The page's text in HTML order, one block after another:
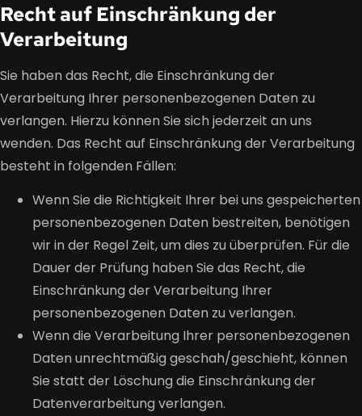
Recht auf Einschränkung der
Verarbeitung
Sie haben das Recht, die Einschränkung der
Verarbeitung Ihrer personenbezogenen Daten zu
verlangen. Hierzu können Sie sich jederzeit an uns
wenden. Das Recht auf Einschränkung der Verarbeitung
besteht in folgenden Fällen:
Wenn Sie die Richtigkeit Ihrer bei uns gespeicherten
personenbezogenen Daten bestreiten, benötigen
wir in der Regel Zeit, um dies zu überprüfen. Für die
Dauer der Prüfung haben Sie das Recht, die
Einschränkung der Verarbeitung Ihrer
personenbezogenen Daten zu verlangen.
Wenn die Verarbeitung Ihrer personenbezogenen
Daten unrechtmäßig geschah/geschieht, können
Sie statt der Löschung die Einschränkung der
Datenverarbeitung verlangen.